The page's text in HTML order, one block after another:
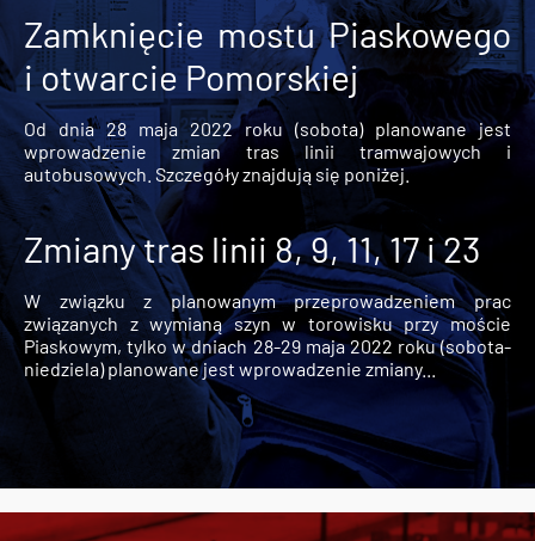
Zamknięcie mostu Piaskowego
i otwarcie Pomorskiej
Od dnia 28 maja 2022 roku (sobota) planowane jest
wprowadzenie zmian tras linii tramwajowych i
autobusowych. Szczegóły znajdują się poniżej.
Zmiany tras linii 8, 9, 11, 17 i 23
W związku z planowanym przeprowadzeniem prac
związanych z wymianą szyn w torowisku przy moście
Piaskowym, tylko w dniach 28-29 maja 2022 roku (sobota-
niedziela) planowane jest wprowadzenie zmiany...